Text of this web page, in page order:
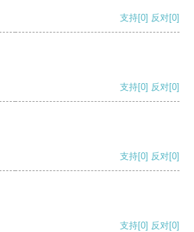
支持[0] 反对[0]
支持[0] 反对[0]
支持[0] 反对[0]
支持[0] 反对[0]